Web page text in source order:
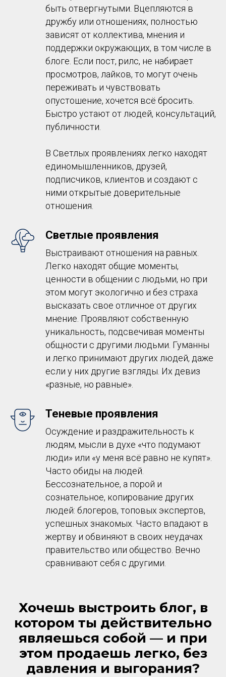
быть отвергнутыми. Вцепляются в
дружбу или отношениях, полностью
зависят от коллектива, мнения и
поддержки окружающих, в том числе в
блоге. Если пост, рилс, не набирает
просмотров, лайков, то могут очень
переживать и чувствовать
опустошение, хочется всё бросить.
Быстро устают от людей, консультаций,
публичности.
В Светлых проявлениях легко находят
единомышленников, друзей,
подписчиков, клиентов и создают с
ними открытые доверительные
отношения.
Светлые проявления
Выстраивают отношения на равных.
Легко находят общие моменты,
ценности в общении с людьми, но при
этом могут экологично и без страха
высказать свое отличное от других
мнение. Проявляют собственную
уникальность, подсвечивая моменты
общности с другими людьми. Гуманны
и легко принимают других людей, даже
если у них другие взгляды. Их девиз
«разные, но равные».
Теневые проявления
Осуждение и раздражительность к
людям, мысли в духе «что подумают
люди» или «у меня всё равно не купят».
Часто обиды на людей.
Бессознательное, а порой и
сознательное, копирование других
людей: блогеров, топовых экспертов,
успешных знакомых. Часто впадают в
жертву и обвиняют в своих неудачах
правительство или общество. Вечно
сравнивают себя с другими.
Хочешь выстроить блог, в
котором ты действительно
являешься собой — и при
этом продаешь легко, без
давления и выгорания?